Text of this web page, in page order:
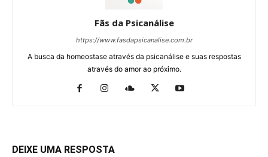
Fãs da Psicanálise
https://www.fasdapsicanalise.com.br
A busca da homeostase através da psicanálise e suas respostas
através do amor ao próximo.
DEIXE UMA RESPOSTA